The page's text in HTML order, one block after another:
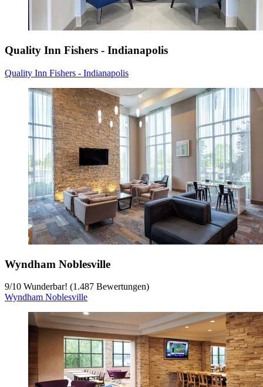
Quality Inn Fishers - Indianapolis
Quality Inn Fishers - Indianapolis
Wyndham Noblesville
9/10 Wunderbar! (1.487 Bewertungen)
Wyndham Noblesville